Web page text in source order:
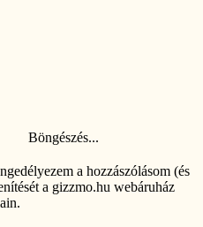
Böngészés...
a hozzászólásom (és
a gizzmo.hu webáruház